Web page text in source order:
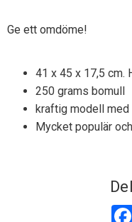
Ge ett omdöme!
41 x 45 x 17,5 cm.
250 grams bomull
kraftig modell
Mycket populär